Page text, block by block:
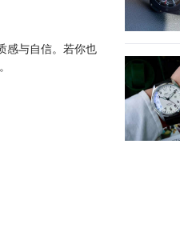
感与自信。若你也